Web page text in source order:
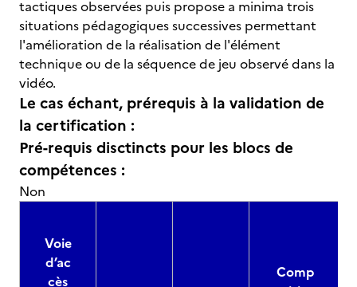
tactiques observées puis propose a minima trois
situations pédagogiques successives permettant
l'amélioration de la réalisation de l'élément
technique ou de la séquence de jeu observé dans la
vidéo.
Le cas échant, prérequis à la validation de
la certification :
Pré-requis disctincts pour les blocs de
compétences :
Non
Voie
d’ac
cès
Comp